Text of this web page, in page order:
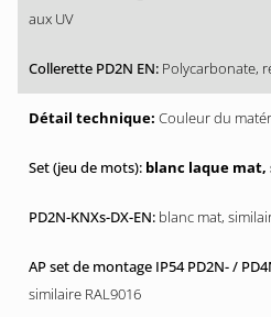
aux UV
Polycarbonate,
Couleur du
blanc laque mat,
blanc mat,
similaire RAL9016